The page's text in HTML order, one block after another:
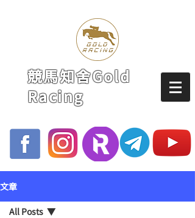
競馬知舍Gold
Racing
文章
All Posts